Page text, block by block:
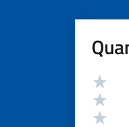
Valutazione